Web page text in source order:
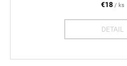
€18 / ks
DETAIL